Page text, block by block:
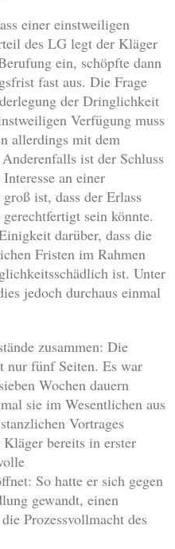
einer einstweiligen
des LG legt der Kläger
ein, schöpfte dann
fast aus. Die Frage
der Dringlichkeit
Verfügung muss
allerdings mit dem
ist der Schluss
an einer
ist, dass der Erlass
sein könnte.
darüber, dass die
Fristen im Rahmen
ist. Unter
jedoch durchaus einmal
zusammen: Die
nur fünf Seiten. Es war
Wochen dauern
sie im Wesentlichen aus
Vortrages
bereits in erster
So hatte er sich gegen
gewandt, einen
Prozessvollmacht des